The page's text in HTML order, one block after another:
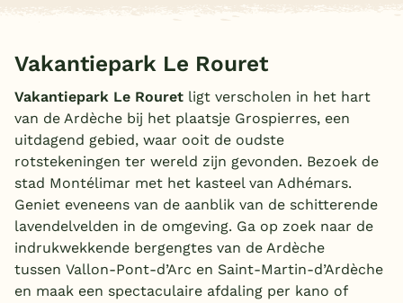
Veluwe
Texel
Limburg
Duitsland
België
Blog
Onze e-boeken
Vakantiepark Le Rouret
Vakantiepark Le Rouret ligt verscholen in het hart
van de Ardèche bij het plaatsje Grospierres, een
uitdagend gebied, waar ooit de oudste
rotstekeningen ter wereld zijn gevonden. Bezoek de
stad Montélimar met het kasteel van Adhémars.
Geniet eveneens van de aanblik van de schitterende
lavendelvelden in de omgeving. Ga op zoek naar de
indrukwekkende bergengtes van de Ardèche
tussen Vallon-Pont-d’Arc en Saint-Martin-d’Ardèche
en maak een spectaculaire afdaling per kano of